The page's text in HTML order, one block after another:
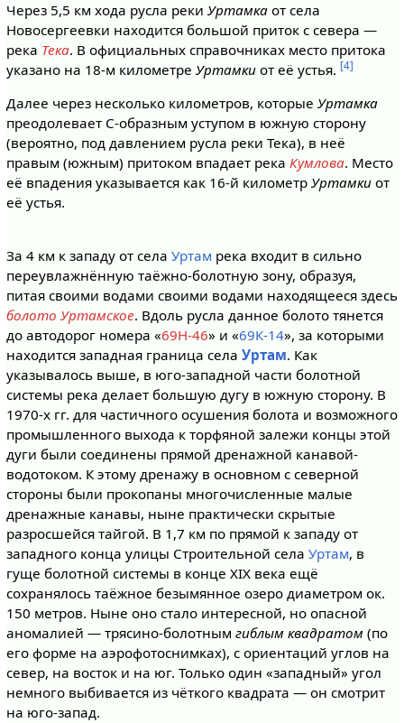
Через 5,5 км хода русла реки Уртамкаот села
Новосергеевки находится большой приток с севера —
река Тека. В официальных справочниках место притока
указано на 18-м километре Уртамкиот её устья. [4]
Далее через несколько километров, которые Уртамка
преодолевает С-образным уступом в южную сторону
(вероятно, под давлением русла реки Тека), в неё
правым (южным) притоком впадает река Кумлова. Место
её впадения указывается как 16-й километр Уртамкиот
её устья.
За 4 км к западу от села Уртам река входит в сильно
переувлажнённую таёжно-болотную зону, образуя,
питая своими водами своими водами находящееся здесь
болото Уртамское. Вдоль русла данное болото тянется
до автодорог номера «69Н-46» и «69К-14», за которыми
находится западная граница села Уртам. Как
указывалось выше, в юго-западной части болотной
системы река делает большую дугу в южную сторону. В
1970-х гг. для частичного осушения болота и возможного
промышленного выхода к торфяной залежи концы этой
дуги были соединены прямой дренажной канавой-
водотоком. К этому дренажу в основном с северной
стороны были прокопаны многочисленные малые
дренажные канавы, ныне практически скрытые
разросшейся тайгой. В 1,7 км по прямой к западу от
западного конца улицы Строительной села Уртам, в
гуще болотной системы в конце XIX века ещё
сохранялось таёжное безымянное озеро диаметром ок.
150 метров. Ныне оно стало интересной, но опасной
аномалией — трясино-болотным гиблым квадратом(по
его форме на аэрофотоснимках), с ориентаций углов на
север, на восток и на юг. Только один «западный» угол
немного выбивается из чёткого квадрата — он смотрит
на юго-запад.